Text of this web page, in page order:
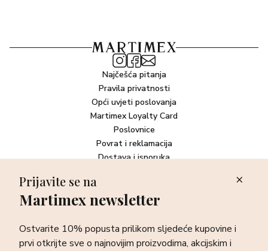
Najčešća pitanja
Pravila privatnosti
Opći uvjeti poslovanja
Martimex Loyalty Card
Poslovnice
Povrat i reklamacija
Dostava i isporuka
Newsletter
sve o najnovijim proizvodima, akcijskim i ekskluzivnim
ponudama te posebnim događanjima.
Prijavite se na
Martimex newsletter
Ostvarite 10% popusta prilikom sljedeće kupovine i
prvi otkrijte sve o najnovijim proizvodima, akcijskim i